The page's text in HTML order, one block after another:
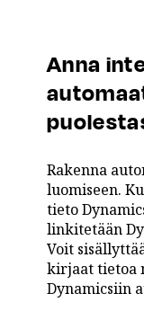
Anna
Rakenna
luomiseen.
tieto
linkitetään
Voit
kirjaat tietoa
Dynamicsiin